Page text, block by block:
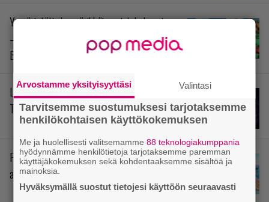
Ympäristötiedon värikkäin opintokokonaisuus
– arvostelussa Yoshi and the Mysterious
Book
Levoton prinssi siellä odottaa – arvostelussa
The Rogue Prince of Persia
Pokémonit stressihelpotuksena –
arvostelussa Pokémon Pokopia
Arvostamme yksityisyyttäsi Valintasi
Tarvitsemme suostumuksesi tarjotaksemme
henkilökohtaisen käyttökokemuksen
Me ja huolellisesti valitsemamme88 teknologiakumppania
hyödynnämme henkilötietoja tarjotaksemme paremman
käyttäjäkokemuksen sekä kohdentaaksemme sisältöä ja
mainoksia.
Hyväksymällä suostut tietojesi käyttöön seuraavasti